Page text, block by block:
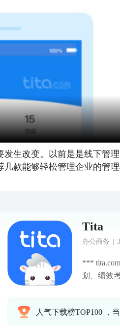
生改变。以前是是线下管
款能够轻松管理企业的管
Tita
办公商务
***
划、绩效
目标关联
人气下载榜TOP100 ，